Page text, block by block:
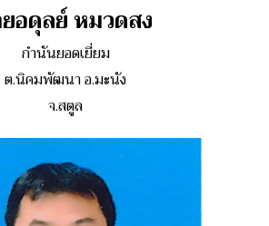
อดุลย์ หมวดสง
กำนันยอดเยี่ยม
ต.นิคมพัฒนา อ.มะนัง
จ.สตูล